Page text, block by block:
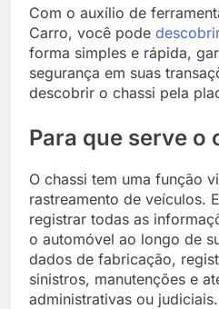
Com o auxílio de
Carro, você pode
forma simples e rápida,
segurança em suas
descobrir o chassi pela
Para que serve o
O chassi tem uma função
rastreamento de veículos.
registrar todas as
o automóvel ao longo de
dados de fabricação,
sinistros, manutenções e
administrativas ou judiciais.